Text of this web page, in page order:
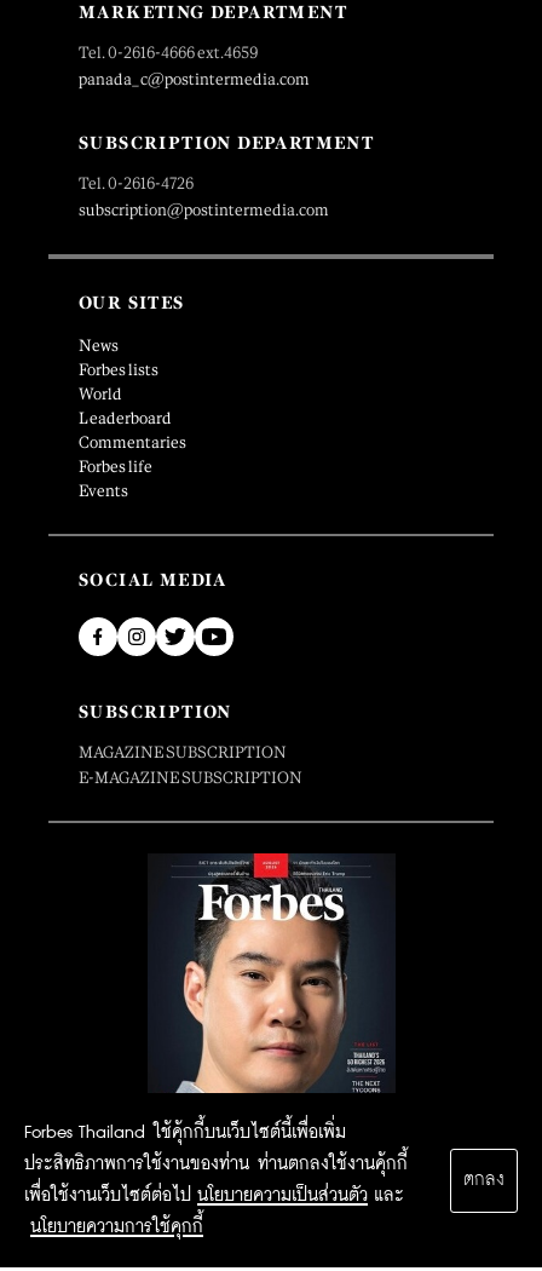
Forbes Thailand ใช้คุ้กกี้บนเว็บไซต์นี้เพื่อเพิ่ม
ประสิทธิภาพการใช้งานของท่าน ท่านตกลงใช้งานคุ้กกี้
เพื่อใช้งานเว็บไซต์ต่อไป นโยบายความเป็นส่วนตัว และ
นโยบายความการใช้คุกกี้
ตกลง
MARKETING DEPARTMENT
Tel. 0-2616-4666 ext.4659
panada_c@postintermedia.com
SUBSCRIPTION DEPARTMENT
Tel. 0-2616-4726
subscription@postintermedia.com
OUR SITES
News
Forbes lists
World
Leaderboard
Commentaries
Forbes life
Events
SOCIAL MEDIA
SUBSCRIPTION
MAGAZINE SUBSCRIPTION
E-MAGAZINE SUBSCRIPTION
2015 Forbesthailand.com ALL RIGHTS RESERVED